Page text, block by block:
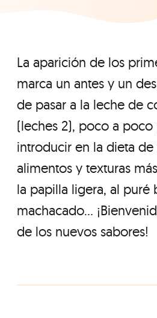
La aparición de los
marca un antes y un
de pasar a la leche de
(leches 2), poco a poco
introducir en la dieta
alimentos y texturas
la papilla ligera, al puré
machacado...
de los nuevos sabores!